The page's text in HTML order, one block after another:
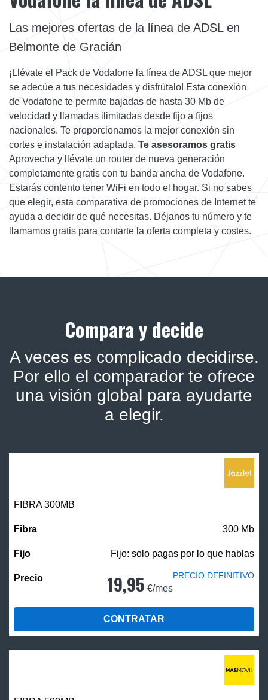
Las mejores ofertas de la línea de ADSL en
Belmonte de Gracián
¡Llévate el Pack de Vodafone la línea de ADSL que mejor
se adecúe a tus necesidades y disfrútalo! Esta conexión
de Vodafone te permite bajadas de hasta 30 Mb de
velocidad y llamadas ilimitadas desde fijo a fijos
nacionales. Te proporcionamos la mejor conexión sin
cortes e instalación adaptada. Te asesoramos gratis
Aprovecha y llévate un router de nueva generación
completamente gratis con tu banda ancha de Vodafone.
Estarás contento tener WiFi en todo el hogar. Si no sabes
que elegir, esta comparativa de promociones de Internet te
ayuda a decidir de qué necesitas. Déjanos tu número y te
llamamos gratis para contarte la oferta completa y costes.
Compara y decide
A veces es complicado decidirse.
Por ello el comparador te ofrece
una visión global para ayudarte
a elegir.
FIBRA 300MB
300 Mb
Fijo: solo pagas por lo que hablas
19,95 €/mes
PRECIO DEFINITIVO
CONTRATAR